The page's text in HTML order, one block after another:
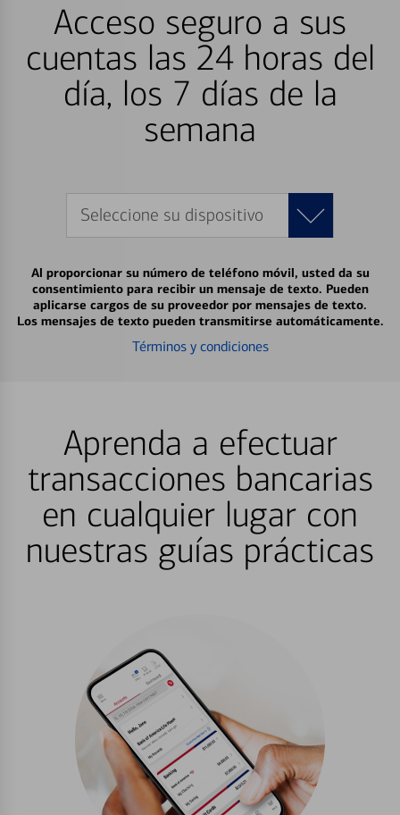
Acceso seguro a sus
cuentas las 24 horas del
día, los 7 días de la
semana
Seleccione su dispositivo
Al proporcionar su número de teléfono móvil, usted da su
consentimiento para recibir un mensaje de texto. Pueden
aplicarse cargos de su proveedor por mensajes de texto.
Los mensajes de texto pueden transmitirse automáticamente.
Términos y condiciones
Aprenda a efectuar
transacciones bancarias
en cualquier lugar con
nuestras guías prácticas